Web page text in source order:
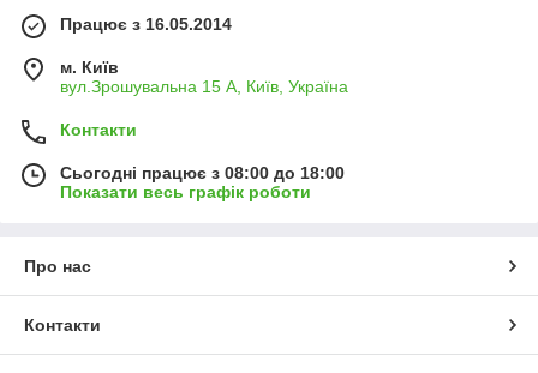
Працює з 16.05.2014
м. Київ
вул.Зрошувальна 15 А, Київ, Україна
Контакти
Сьогодні працює з 08:00 до 18:00
Показати весь графік роботи
Про нас
Контакти